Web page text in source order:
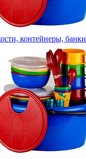
контейнеры, банки